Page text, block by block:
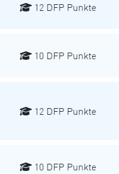
12 DFP Punkte
10 DFP Punkte
12 DFP Punkte
10 DFP Punkte